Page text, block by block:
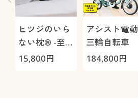
ヒツジのいら
ない枕® -至
極-
15,800円
アシスト電動
三輪自転車
184,800円